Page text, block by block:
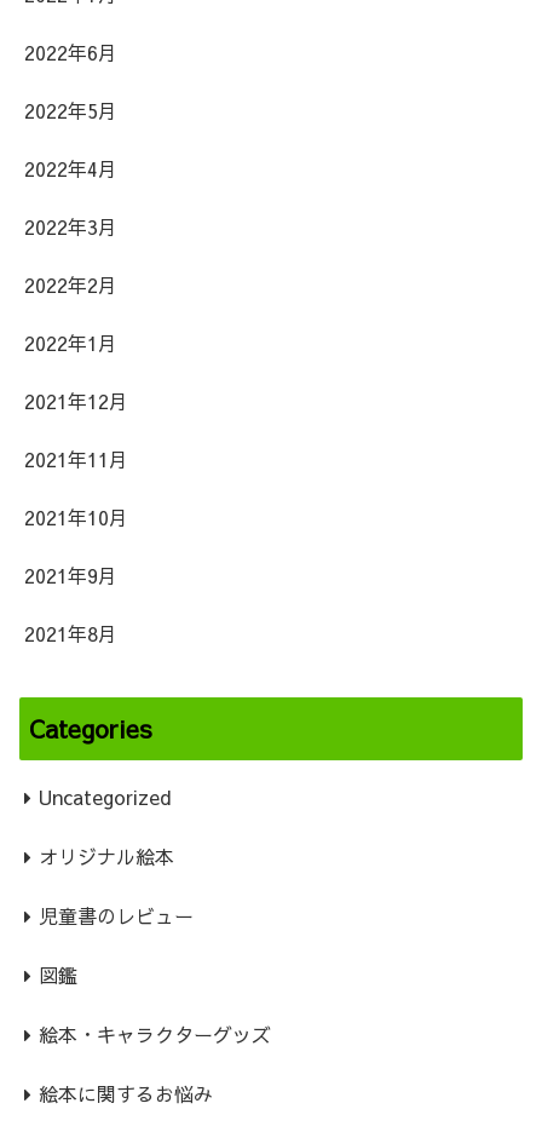
2022年6月
2022年5月
2022年4月
2022年3月
2022年2月
2022年1月
2021年12月
2021年11月
2021年10月
2021年9月
2021年8月
Categories
Uncategorized
オリジナル絵本
児童書のレビュー
図鑑
絵本・キャラクターグッズ
絵本に関するお悩み